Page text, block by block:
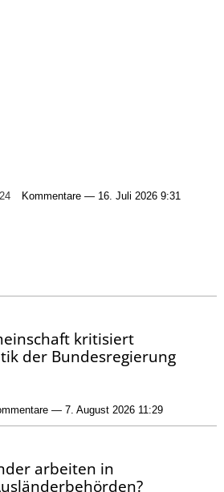
24 Kommentare — 16. Juli 2026 9:31
kritisiert
der Bundesregierung
— 7. August 2026 11:29
arbeiten in